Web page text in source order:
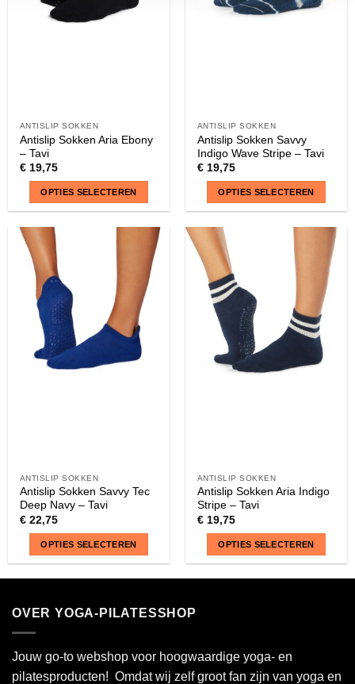
ANTISLIP SOKKEN
Antislip Sokken Aria Ebony
– Tavi
€19,75
OPTIES SELECTEREN
product
heeft
meerdere
variaties.
Deze
optie
gekozen
worden
ANTISLIP SOKKEN
Antislip Sokken Savvy
Indigo Wave Stripe – Tavi
€19,75
OPTIES SELECTEREN
product
heeft
meerdere
variaties.
Deze
optie
gekozen
worden
ANTISLIP SOKKEN
Antislip Sokken Savvy Tec
Deep Navy – Tavi
€22,75
OPTIES SELECTEREN
meerdere
variaties.
Deze
optie
ANTISLIP SOKKEN
Antislip Sokken Aria Indigo
Stripe – Tavi
€19,75
OPTIES SELECTEREN
Deze
OVER YOGA-PILATESSHOP
Jouw go-to webshop voor hoogwaardige yoga- en
pilatesproducten! Omdat wij zelf groot fan zijn van yoga en